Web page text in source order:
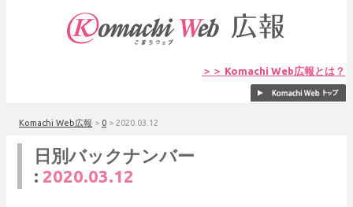
＞＞ Komachi Web広報とは？
Komachi Web広報 > 0 > 2020.03.12
日別バックナンバー
: 2020.03.12